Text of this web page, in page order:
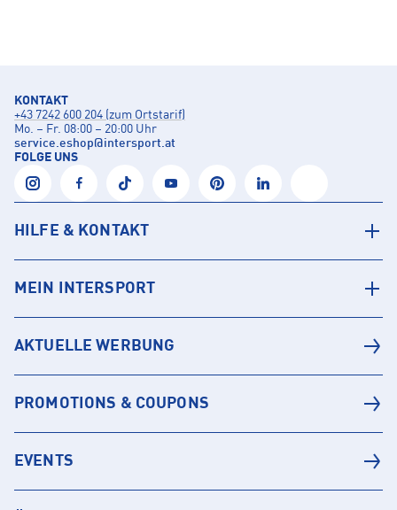
KONTAKT
+43 7242 600 204 (zum Ortstarif)
Mo. – Fr. 08:00 – 20:00 Uhr
service.eshop@intersport.at
FOLGE UNS
HILFE & KONTAKT
MEIN INTERSPORT
AKTUELLE WERBUNG
PROMOTIONS & COUPONS
EVENTS